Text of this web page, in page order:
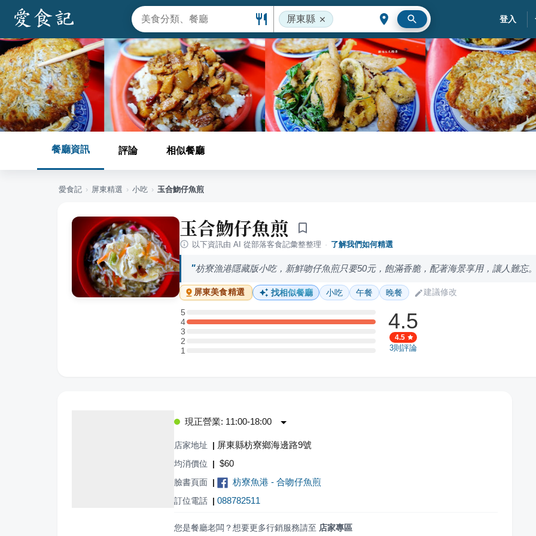
屏東縣 登入
餐廳資訊 評論 相似餐廳
愛食記 › 屏東精選 › 小吃 › 玉合魩仔魚煎
玉合魩仔魚煎
以下資訊由 AI 從部落客食記彙整整理 · 了解我們如何精選
枋寮漁港隱藏版小吃，新鮮吻仔魚煎只要50元，飽滿香脆，配著海景享用，讓人難忘
屏東美食精選 找相似餐廳 小吃 午餐 晚餐 建議修改
5
5 星：0 則評論
4
4 星：1 則評論
3
3 星：0 則評論
2
2 星：0 則評論
11 星：0 則評論
4.5
4.5
3則評論
現正營業: 11:00-18:00
店家地址 | 屏東縣枋寮鄉海邊路9號
均消價位 | $60
臉書頁面 | 枋寮魚港 - 合吻仔魚煎
訂位電話 | 088782511
您是餐廳老闆？想要更多行銷服務請至 店家專區